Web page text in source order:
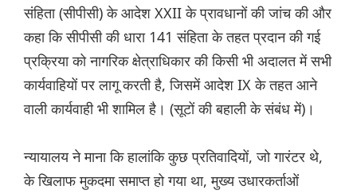
संहिता (सीपीसी) के आदेश XXII के प्रावधानों की जांच की और
कहा कि सीपीसी की धारा 141 संहिता के तहत प्रदान की गई
प्रक्रिया को नागरिक क्षेत्राधिकार की किसी भी अदालत में सभी
कार्यवाहियों पर लागू करती है, जिसमें आदेश IX के तहत आने
वाली कार्यवाही भी शामिल है। (सूटों की बहाली के संबंध में)।
न्यायालय ने माना कि हालांकि कुछ प्रतिवादियों, जो गारंटर थे,
के खिलाफ मुकदमा समाप्त हो गया था, मुख्य उधारकर्ताओं